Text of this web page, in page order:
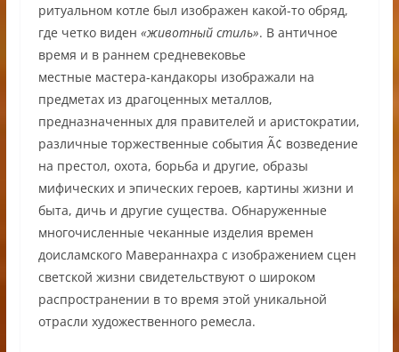
ритуальном котле был изображен какой-то обряд,
где четко виден «животный стиль». В античное
время и в раннем средневековье
местные мастера-кандакоры изображали на
предметах из драгоценных металлов,
предназначенных для правителей и аристократии,
различные торжественные события Ã¢ возведение
на престол, охота, борьба и другие, образы
мифических и эпических героев, картины жизни и
быта, дичь и другие существа. Обнаруженные
многочисленные чеканные изделия времен
доисламского Мавераннахра с изображением сцен
светской жизни свидетельствуют о широком
распространении в то время этой уникальной
отрасли художественного ремесла.